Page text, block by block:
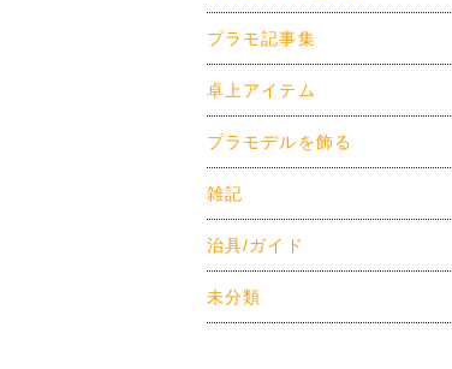
プラモ記事集
卓上アイテム
プラモデルを飾る
雑記
治具/ガイド
未分類